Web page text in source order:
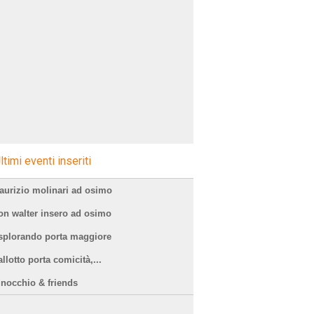
eventi inseriti
molinari ad osimo
walter insero ad osimo
porta maggiore
porta comicità,...
& friends